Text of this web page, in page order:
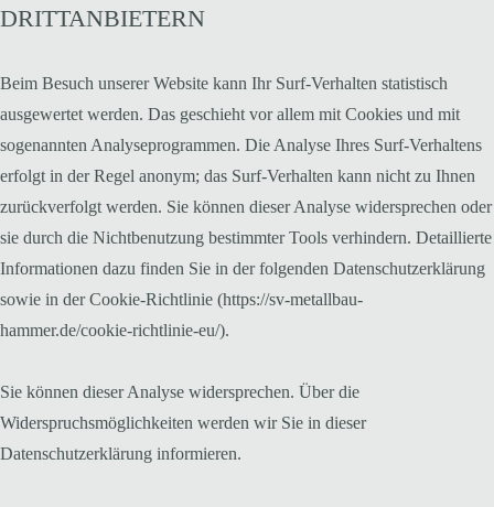
DRITTANBIETERN
Beim Besuch unserer Website kann Ihr Surf-Verhalten statistisch
ausgewertet werden. Das geschieht vor allem mit Cookies und mit
sogenannten Analyseprogrammen. Die Analyse Ihres Surf-Verhaltens
erfolgt in der Regel anonym; das Surf-Verhalten kann nicht zu Ihnen
zurückverfolgt werden. Sie können dieser Analyse widersprechen oder
sie durch die Nichtbenutzung bestimmter Tools verhindern. Detaillierte
Informationen dazu finden Sie in der folgenden Datenschutzerklärung
sowie in der Cookie-Richtlinie (https://sv-metallbau-
hammer.de/cookie-richtlinie-eu/).
Sie können dieser Analyse widersprechen. Über die
Widerspruchsmöglichkeiten werden wir Sie in dieser
Datenschutzerklärung informieren.